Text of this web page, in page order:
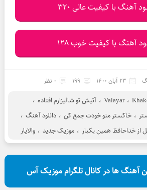
آهنگ با کیفیت عالی 320
آهنگ با کیفیت خوب 128
23 آبان 1400 199 0 نظر
، Valayar ، آتیش تو شالیزارم افتاده ،
، خاکستر منو خودت جمع کن ، دانلود آهنگ ،
از خداحافظ همین یکبار ، موزیک جدید ، والایار
آهنگ ها در کانال تلگرام موزیک آس